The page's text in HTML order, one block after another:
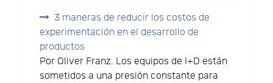
3 maneras de reducir los costos de
experimentación en el desarrollo de
productos
Por Oliver Franz. Los equipos de I+D están
sometidos a una presión constante para